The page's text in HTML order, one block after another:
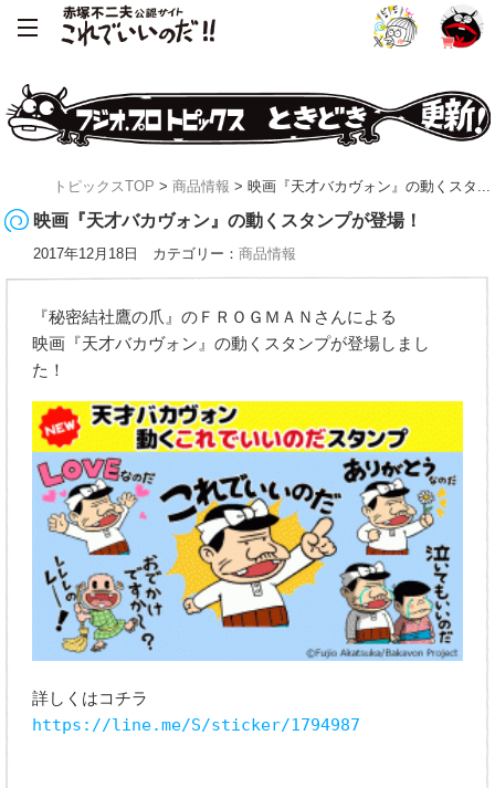
トピックスTOP > 商品情報 > 映画『天才バカヴォン』の動くスタ...
映画『天才バカヴォン』の動くスタンプが登場！
2017年12月18日 カテゴリー：商品情報
『秘密結社鷹の爪』のＦＲＯＧＭＡＮさんによる
映画『天才バカヴォン』の動くスタンプが登場しまし
た！
詳しくはコチラ
https://line.me/S/sticker/1794987